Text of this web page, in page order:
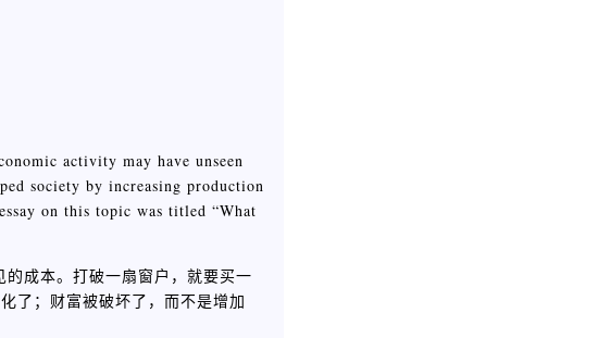
activity may have unseen
society by increasing production
on this topic was titled “What
成本。打破一扇窗户，就要买一
了；财富被破坏了，而不是增加